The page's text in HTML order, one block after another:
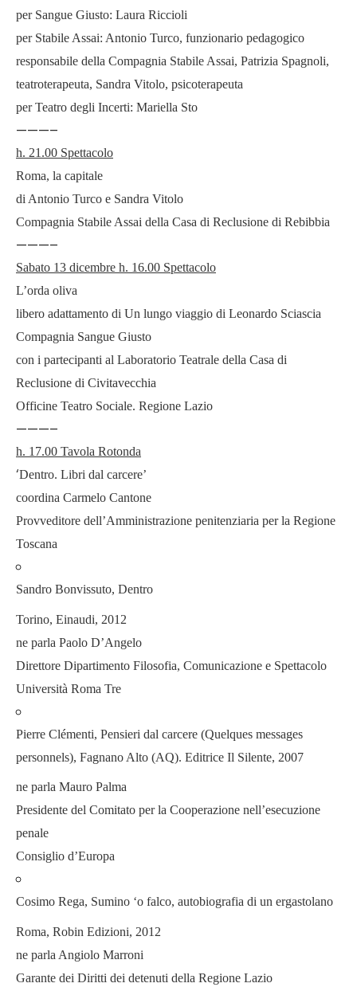
per Sangue Giusto: Laura Riccioli
per Stabile Assai: Antonio Turco, funzionario pedagogico
responsabile della Compagnia Stabile Assai, Patrizia Spagnoli,
teatroterapeuta, Sandra Vitolo, psicoterapeuta
per Teatro degli Incerti: Mariella Sto
———–
h. 21.00 Spettacolo
Roma, la capitale
di Antonio Turco e Sandra Vitolo
Compagnia Stabile Assai della Casa di Reclusione di Rebibbia
———–
Sabato 13 dicembre h. 16.00 Spettacolo
L’orda oliva
libero adattamento di Un lungo viaggio di Leonardo Sciascia
Compagnia Sangue Giusto
con i partecipanti al Laboratorio Teatrale della Casa di
Reclusione di Civitavecchia
Officine Teatro Sociale. Regione Lazio
———–
h. 17.00 Tavola Rotonda
‘Dentro. Libri dal carcere’
coordina Carmelo Cantone
Provveditore dell’Amministrazione penitenziaria per la Regione
Toscana
Sandro Bonvissuto, Dentro
Torino, Einaudi, 2012
ne parla Paolo D’Angelo
Direttore Dipartimento Filosofia, Comunicazione e Spettacolo
Università Roma Tre
Pierre Clémenti, Pensieri dal carcere (Quelques messages
personnels), Fagnano Alto (AQ). Editrice Il Silente, 2007
ne parla Mauro Palma
Presidente del Comitato per la Cooperazione nell’esecuzione
penale
Consiglio d’Europa
Cosimo Rega, Sumino ‘o falco, autobiografia di un ergastolano
Roma, Robin Edizioni, 2012
ne parla Angiolo Marroni
Garante dei Diritti dei detenuti della Regione Lazio